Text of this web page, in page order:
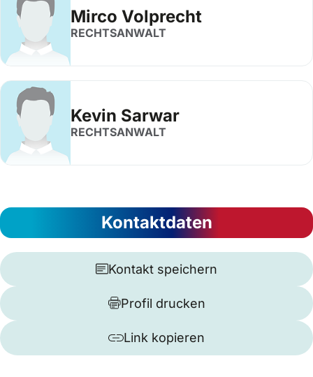
Mirco Volprecht
RECHTSANWALT
Kevin Sarwar
RECHTSANWALT
Kontaktdaten
Kontakt speichern
Profil drucken
Link kopieren